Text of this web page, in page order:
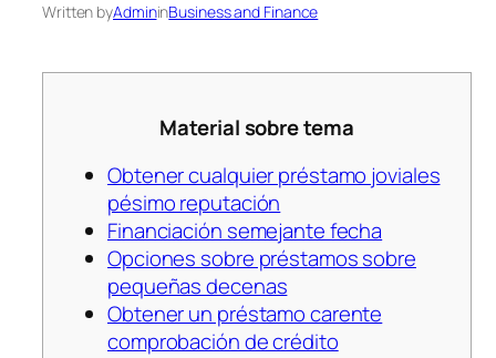
Written byAdmininBusiness and Finance
Material sobre tema
Obtener cualquier préstamo joviales
pésimo reputación
Financiación semejante fecha
Opciones sobre préstamos sobre
pequeñas decenas
Obtener un préstamo carente
comprobación de crédito